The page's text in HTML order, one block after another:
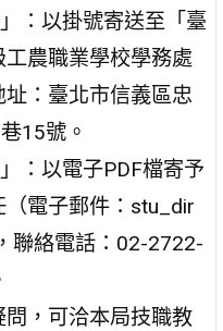
：以掛號寄送至「臺
農職業學校學務處
：臺北市信義區忠
15號。
：以電子PDF檔寄予
電子郵件：stu_dir
聯絡電話：02-2722-
，可洽本局技職教